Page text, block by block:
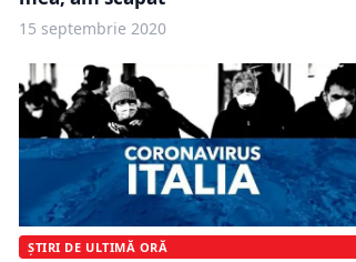
15 septembrie 2020
ȘTIRI DE ULTIMĂ ORĂ